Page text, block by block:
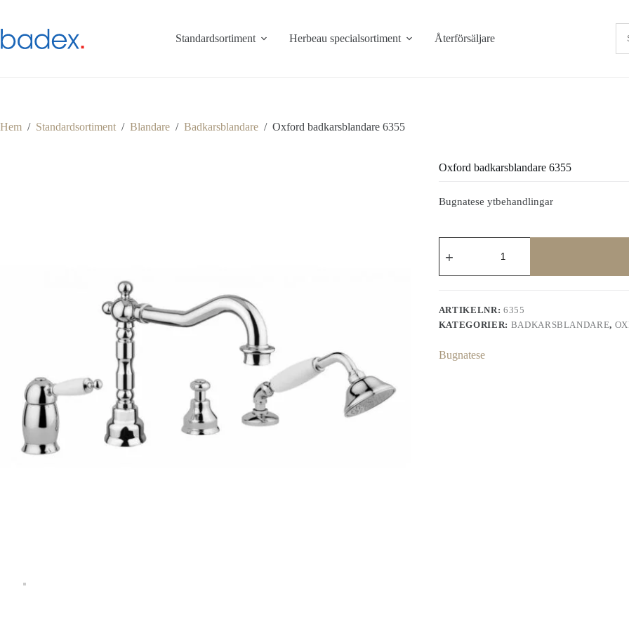
innehåll
Standardsortiment Herbeau specialsortiment Återförsäljare
Hem / Standardsortiment / Blandare / Badkarsblandare / Oxford badkarsblandare 6355
Oxford badkarsblandare 6355
Bugnatese ytbehandlingar
badkarsblandare
mängd
ARTIKELNR: 6355
KATEGORIER: BADKARSBLANDARE,
Bugnatese